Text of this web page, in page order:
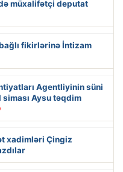
müxalifətçi deputat
fikirlərinə İntizam
Agentliyinin süni
Aysu təqdim
xadimləri Çingiz